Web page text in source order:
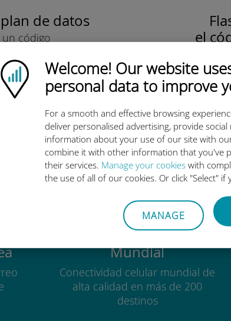
Ubigi logo
Welcome! Our website
personal data to improve
For a smooth and effective browsing
deliver personalised advertising, provide
information about your use of our site with
combine it with other information that you've
their services. Manage your cookies with
the use of all of our cookies. Or click "Select"
MANAGE
de datos
código
electrónico.
el
e instalar
Por qué es tan buena
Mundial
Conectividad celular mundial de
alta calidad en más de 200
destinos